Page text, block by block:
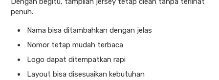
penuh.
Nama bisa ditambahkan dengan jelas
Nomor tetap mudah terbaca
Logo dapat ditempatkan rapi
Layout bisa disesuaikan kebutuhan